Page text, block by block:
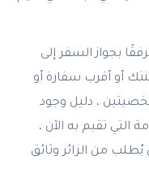
بجواز السفر إلى
أو أقرب سفارة أو
، دليل وجود
التي تقيم به الآن ،
من الزائر وثائق